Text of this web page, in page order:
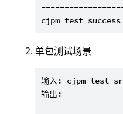
单包测试场景
输入: cjpm test
输出: